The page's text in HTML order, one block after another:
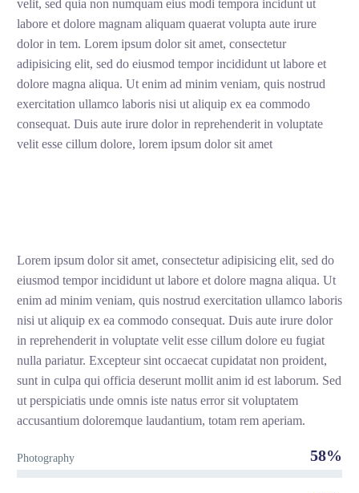
velit, sed quia non numquam eius modi tempora incidunt ut
labore et dolore magnam aliquam quaerat volupta aute irure
dolor in tem. Lorem ipsum dolor sit amet, consectetur
adipisicing elit, sed do eiusmod tempor incididunt ut labore et
dolore magna aliqua. Ut enim ad minim veniam, quis nostrud
exercitation ullamco laboris nisi ut aliquip ex ea commodo
consequat. Duis aute irure dolor in reprehenderit in voluptate
velit esse cillum dolore, lorem ipsum dolor sit amet
Lorem ipsum dolor sit amet, consectetur adipisicing elit, sed do
eiusmod tempor incididunt ut labore et dolore magna aliqua. Ut
enim ad minim veniam, quis nostrud exercitation ullamco laboris
nisi ut aliquip ex ea commodo consequat. Duis aute irure dolor
in reprehenderit in voluptate velit esse cillum dolore eu fugiat
nulla pariatur. Excepteur sint occaecat cupidatat non proident,
sunt in culpa qui officia deserunt mollit anim id est laborum. Sed
ut perspiciatis unde omnis iste natus error sit voluptatem
accusantium doloremque laudantium, totam rem aperiam.
Photography 58%